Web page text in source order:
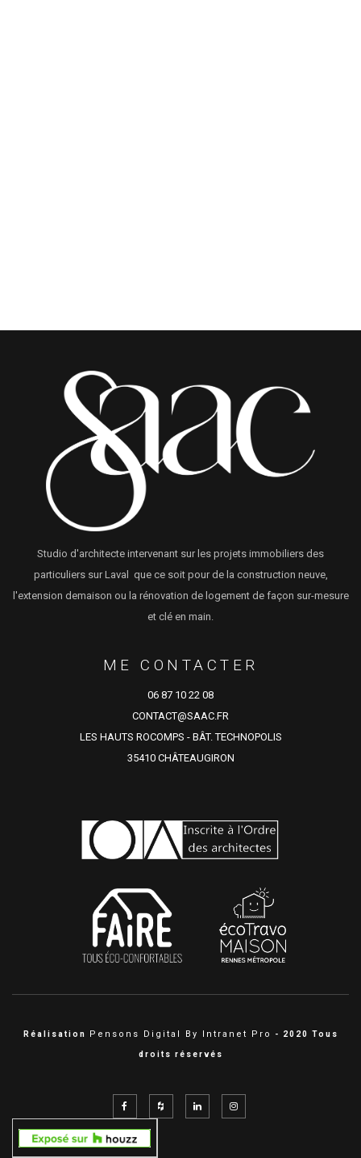
Studio d'architecte intervenant sur les projets immobiliers des
particuliers sur Laval que ce soit pour de la construction neuve,
l'extension demaison ou la rénovation de logement de façon sur-mesure
et clé en main.
ME CONTACTER
06 87 10 22 08
CONTACT@SAAC.FR
LES HAUTS ROCOMPS - BÂT. TECHNOPOLIS
35410 CHÂTEAUGIRON
Réalisation Pensons Digital By Intranet Pro - 2020 Tous
droits réservés